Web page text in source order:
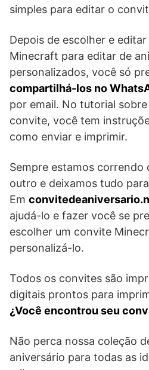
simples para editar o
Depois de escolher e
Minecraft para editar de
personalizados, você só
compartilhá-los no
por email. No tutorial
convite, você tem
como enviar e imprimir.
Sempre estamos correndo
outro e deixamos tudo
Em
ajudá-lo e fazer você se
escolher um convite
personalizá-lo.
Todos os convites são
digitais prontos para
¿Você encontrou seu
Não perca nossa coleção
aniversário para todas as